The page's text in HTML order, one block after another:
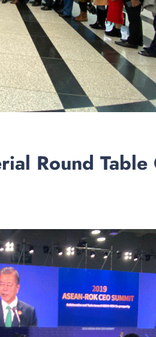
Round Table